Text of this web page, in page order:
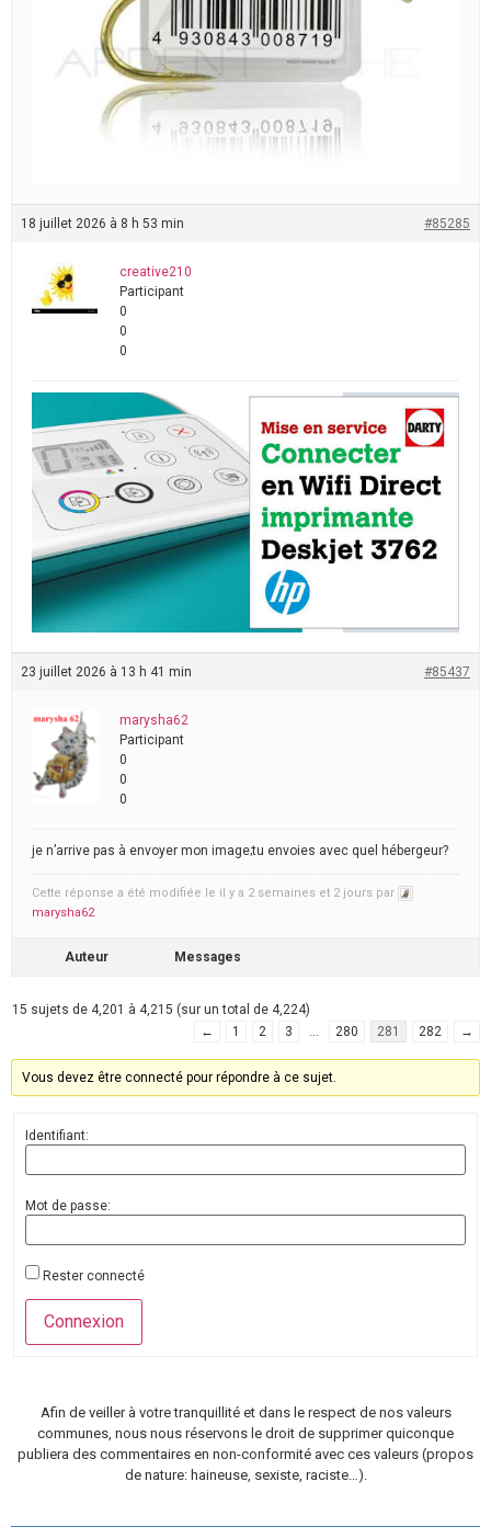
18 juillet 2026 à 8 h 53 min #85285
creative210
Participant
0
0
0
23 juillet 2026 à 13 h 41 min #85437
marysha62
Participant
0
0
0
je n’arrive pas à envoyer mon image;tu envoies avec quel hébergeur?
Cette réponse a été modifiée le il y a 2 semaines et 2 jours par
marysha62.
Auteur Messages
15 sujets de 4,201 à 4,215 (sur un total de 4,224)
←
1 2 3 … 280 281 282 →
Vous devez être connecté pour répondre à ce sujet.
Identifiant:
Mot de passe:
Rester connecté
Connexion
Afin de veiller à votre tranquillité et dans le respect de nos valeurs
communes, nous nous réservons le droit de supprimer quiconque
publiera des commentaires en non-conformité avec ces valeurs (propos
de nature: haineuse, sexiste, raciste…).